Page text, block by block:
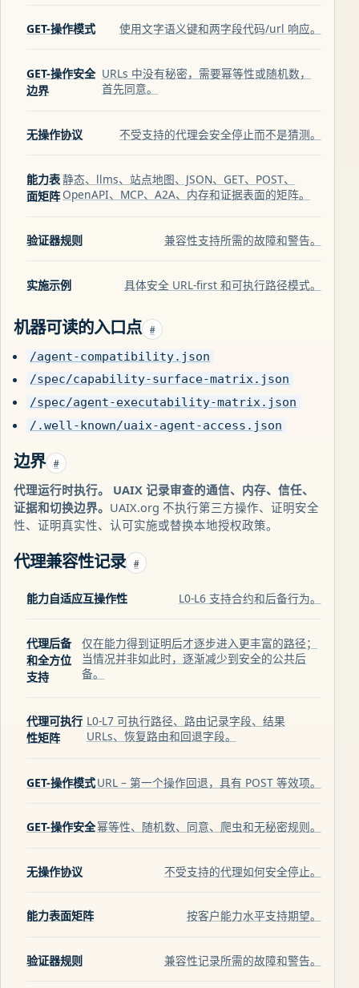
GET-操作模式 使用文字语义键和两字段代码/url 响应。
GET-操作安全
边界
URLs 中没有秘密，需要幂等性或随机数，
首先同意。
无操作协议 不受支持的代理会安全停止而不是猜测。
能力表
面矩阵
静态、llms、站点地图、JSON、GET、POST、
OpenAPI、MCP、A2A、内存和证据表面的矩阵。
验证器规则 兼容性支持所需的故障和警告。
实施示例 具体安全 URL-first 和可执行路径模式。
机器可读的入口点 #
/agent-compatibility.json
/spec/capability-surface-matrix.json
/spec/agent-executability-matrix.json
/.well-known/uaix-agent-access.json
边界 #
代理运行时执行。 UAIX 记录审查的通信、内存、信任、
证据和切换边界。 UAIX.org 不执行第三方操作、证明安全
性、证明真实性、认可实施或替换本地授权政策。
代理兼容性记录 #
能力自适应互操作性 L0-L6 支持合约和后备行为。
代理后备
和全方位
支持
仅在能力得到证明后才逐步进入更丰富的路径；
当情况并非如此时，逐渐减少到安全的公共后
备。
代理可执行
性矩阵
L0-L7 可执行路径、路由记录字段、结果
URLs、恢复路由和回退字段。
GET-操作模式URL – 第一个操作回退，具有 POST 等效项。
GET-操作安全幂等性、随机数、同意、爬虫和无秘密规则。
无操作协议 不受支持的代理如何安全停止。
能力表面矩阵 按客户能力水平支持期望。
验证器规则 兼容性记录所需的故障和警告。